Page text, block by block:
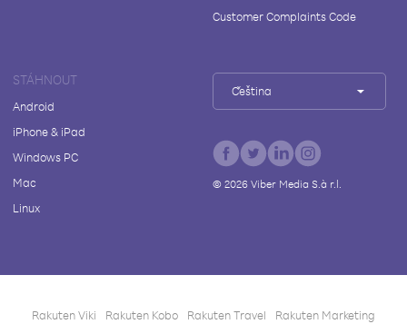
Customer Complaints Code
STÁHNOUT
Android
iPhone & iPad
Windows PC
Mac
Linux
Čeština
© 2026Viber Media S.à r.l.
Rakuten Viki Rakuten Kobo Rakuten Travel Rakuten Marketing